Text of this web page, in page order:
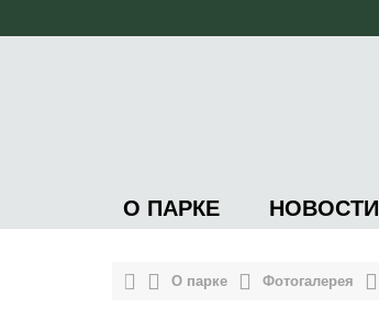
О ПАРКЕ НОВОСТИ
О парке Фотогалерея